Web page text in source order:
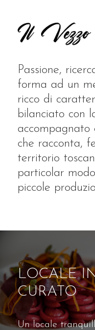
Passione,
forma ad un
ricco di
bilanciato con
che racconta,
territorio
particolar
piccole
LOCALE
CURATO
Un locale